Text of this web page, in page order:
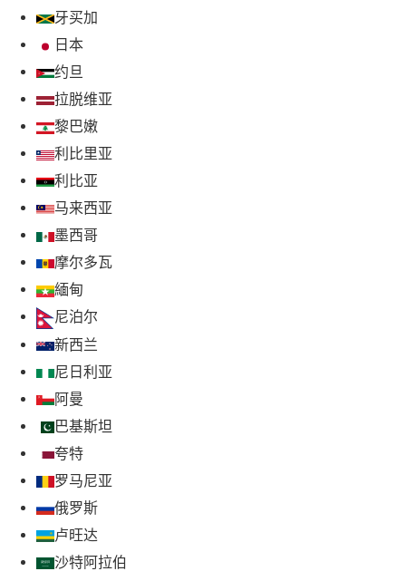
牙买加
日本
约旦
拉脱维亚
黎巴嫩
利比里亚
利比亚
马来西亚
墨西哥
摩尔多瓦
緬甸
尼泊尔
新西兰
尼日利亚
阿曼
巴基斯坦
夸特
罗马尼亚
俄罗斯
卢旺达
沙特阿拉伯